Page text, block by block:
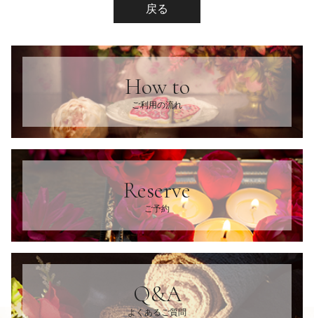
戻る
How to
ご利用の流れ
Reserve
ご予約
Q&A
よくあるご質問